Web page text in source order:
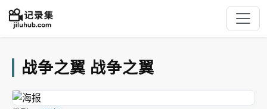
战争之翼 战争之翼